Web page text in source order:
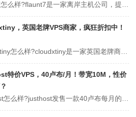
，英国老牌VPS商家，疯狂折扣中！
特价VPS，40卢布/月！带宽10M，性价